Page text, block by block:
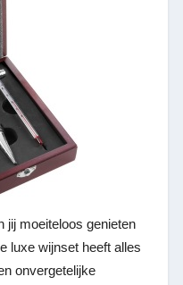
jij moeiteloos genieten
luxe wijnset heeft alles
onvergetelijke